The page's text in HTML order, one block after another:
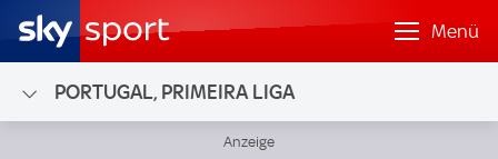
Menü
PORTUGAL, PRIMEIRA LIGA